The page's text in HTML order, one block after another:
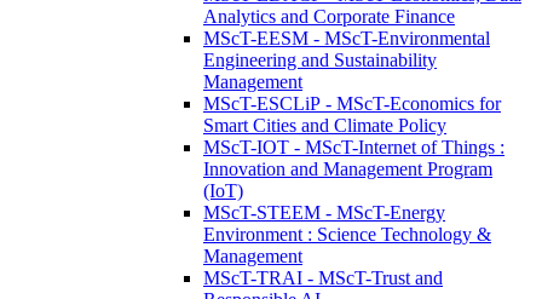
Analytics and Corporate Finance
MScT-EESM - MScT-Environmental
Engineering and Sustainability
Management
MScT-ESCLiP - MScT-Economics for
Smart Cities and Climate Policy
MScT-IOT - MScT-Internet of Things :
Innovation and Management Program
(IoT)
MScT-STEEM - MScT-Energy
Environment : Science Technology &
Management
MScT-TRAI - MScT-Trust and